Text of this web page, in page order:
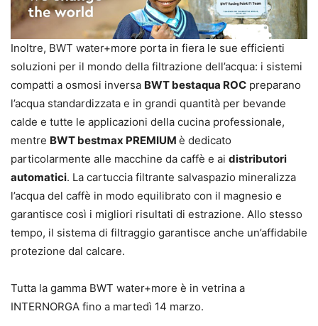
Inoltre, BWT water+more porta in fiera le sue efficienti
soluzioni per il mondo della filtrazione dell’acqua: i sistemi
compatti a osmosi inversa BWT bestaqua ROC preparano
l’acqua standardizzata e in grandi quantità per bevande
calde e tutte le applicazioni della cucina professionale,
mentre BWT bestmax PREMIUM è dedicato
particolarmente alle macchine da caffè e ai distributori
automatici. La cartuccia filtrante salvaspazio mineralizza
l’acqua del caffè in modo equilibrato con il magnesio e
garantisce così i migliori risultati di estrazione. Allo stesso
tempo, il sistema di filtraggio garantisce anche un’affidabile
protezione dal calcare.
Tutta la gamma BWT water+more è in vetrina a
INTERNORGA fino a martedì 14 marzo.